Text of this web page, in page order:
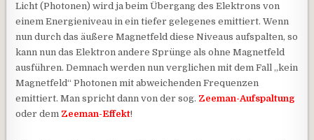
Licht (Photonen) wird ja beim Übergang des Elektrons von
einem Energieniveau in ein tiefer gelegenes emittiert. Wenn
nun durch das äußere Magnetfeld diese Niveaus aufspalten, so
kann nun das Elektron andere Sprünge als ohne Magnetfeld
ausführen. Demnach werden nun verglichen mit dem Fall „kein
Magnetfeld“ Photonen mit abweichenden Frequenzen
emittiert. Man spricht dann von der sog. Zeeman-Aufspaltung
oder dem Zeeman-Effekt!